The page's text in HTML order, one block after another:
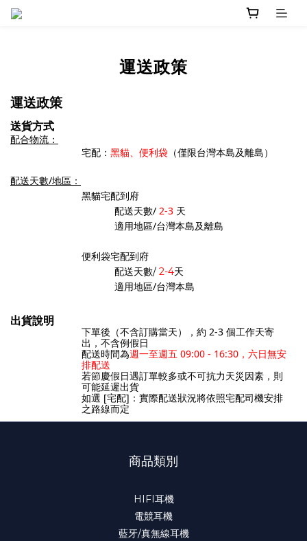
運送政策
運送政策
送貨方式
配合物流：
宅配： 黑貓、便利袋 （僅限台灣本島及離島）
配送天數/地區：
黑貓宅配到府
配送天數/ 2-3 天
適用地區/台灣本島及離島
便利袋宅配到府
配送天數/ 2-4天
適用地區/台灣本島
出貨說明
下單後（不含訂購當天），約 2-3 個工作天寄
出，不含例假日
配送時間為週一至週五 09:00 - 16:30，六日無安
排配送
若節慶假日遇訂單較多或不可抗力天災因素，則
可能延遲出貨
如選 [宅配]：實際配送狀況將依照宅配司機安排
之路線而定
商品類別
HIFI耳機
電競耳機
藍牙/真無線耳機